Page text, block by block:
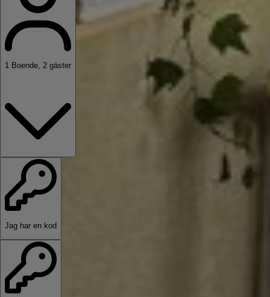
1 Boende, 2 gäster
Jag har en kod